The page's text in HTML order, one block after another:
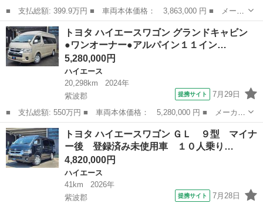
■ 支払総額: 399.9万円 ■ 車両本体価格： 3,863,000 円 ■ メーカ
ー名： トヨタ ■ 車種名： ハイエースバン ■ グレード名： ス
ーパーＧＬ ダークプライムＩＩ ４ＷＤ 禁煙車 １０型ナビ バ
ックカメ...
岩手 盛岡市 ハイエース
トヨタ ハイエースワゴン グランドキャビン
●ワンオーナー●アルパイン１１イン…
5,280,000円
ハイエース
20,298km
2024年
紫波郡
提携サイト 7月29日
■ 支払総額: 550万円 ■ 車両本体価格： 5,280,000 円 ■ メーカー
名： トヨタ ■ 車種名： ハイエースワゴン ■ グレード名： グ
ランドキャビン ●ワンオーナー●アルパイン１１インチビックＸ●４
ＷＤ●カ...
岩手 紫波郡 ハイエース
トヨタ ハイエースワゴン ＧＬ ９型 マイナ
ー後 登録済み未使用車 １０人乗り…
4,820,000円
ハイエース
41km
2026年
紫波郡
提携サイト 7月28日